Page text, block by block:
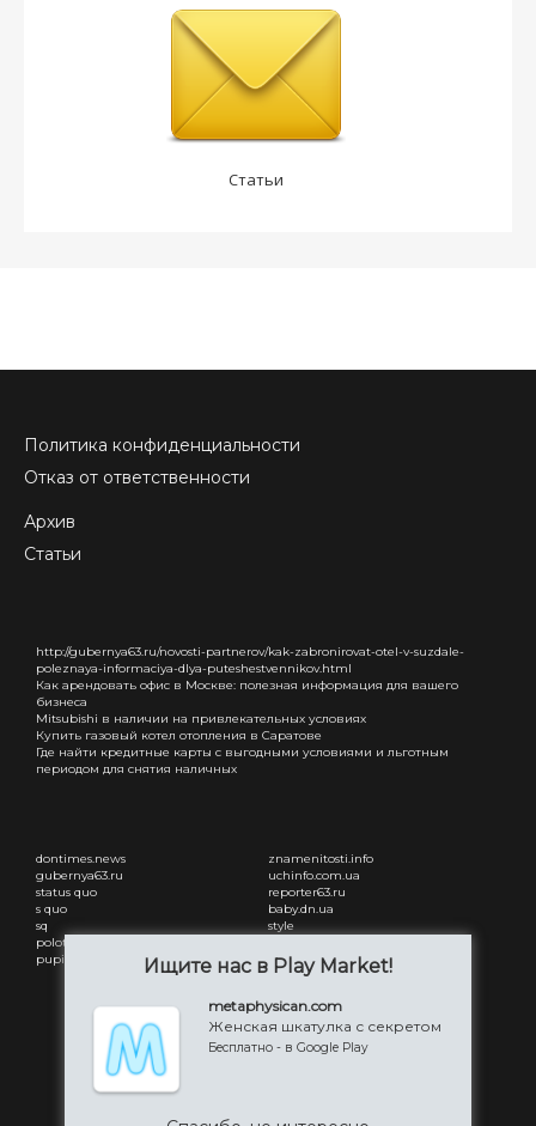
Статьи
Политика конфиденциальности
Отказ от ответственности
Архив
Статьи
http://gubernya63.ru/novosti-partnerov/kak-zabronirovat-otel-v-suzdale-
poleznaya-informaciya-dlya-puteshestvennikov.html
Как арендовать офис в Москве: полезная информация для вашего
бизнеса
Mitsubishi в наличии на привлекательных условиях
Купить газовый котел отопления в Саратове
Где найти кредитные карты с выгодными условиями и льготным
периодом для снятия наличных
dontimes.news
gubernya63.ru
status quo
s quo
sq
polotsk-portal.ru
pupilby
znamenitosti.info
uchinfo.com.ua
reporter63.ru
baby.dn.ua
style
freesmi.by
Привітання з днем народження
Привітання з днем народження
чоловіку
Ищите нас в Play Market!
metaphysican.com
Женская шкатулка с секретом
Бесплатно - в Google Play